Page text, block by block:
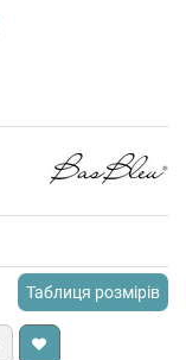
Таблиця розмірів